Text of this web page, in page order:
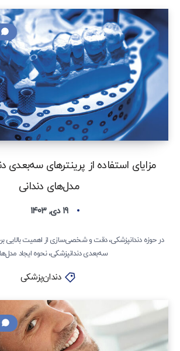
مزایای استفاده از پرینترهای سه‌بعدی
مدل‌های دندانی
۱۹ دی, ۱۴۰۳
در حوزه دندانپزشکی، دقت و شخصی‌سازی از اهمیت بالایی
سه‌بعدی دندانپزشکی، نحوه ایجاد
دندان‌پزشکی